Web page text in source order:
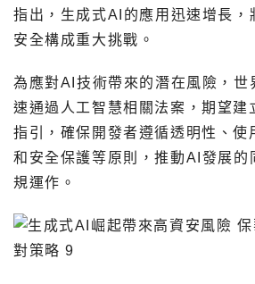
指出，生成式AI的應用迅速增長，
安全構成重大挑戰。
為應對AI技術帶來的潛在風險，世
速通過人工智慧相關法案，期望建
指引，確保開發者遵循透明性、使
和安全保護等原則，推動AI發展的
規運作。